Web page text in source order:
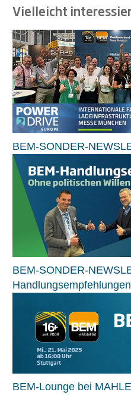
Vielleicht
BEM-SONDER-
BEM-SONDER-
BEM-Lounge bei